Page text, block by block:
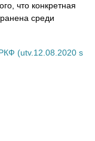
что конкретная
среди
(utv.12.08.2020 s